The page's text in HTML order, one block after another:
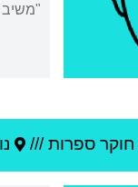
"משיב
חוקר ספרות ///